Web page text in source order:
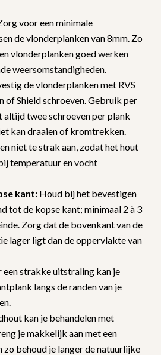
voor een minimale
de vlonderplanken van 8mm. Zo
vlonderplanken goedwerken
weersomstandigheden.
de vlonderplanken met RVS
of Shield schroeven. Gebruik per
altijd twee schroeven per plank
kan draaien of kromtrekken.
niet te strak aan, zodat het hout
temperatuur envocht
kant: Houd bij het bevestigen
tot de kopse kant; minimaal 2 à 3
Zorg dat de bovenkant van de
lager ligt dan de oppervlakte van
eenstrakke uitstraling kan je
langs de randen van je
kan je behandelenmet
je makkelijk aan met een
zo behoud je langer de natuurlijke